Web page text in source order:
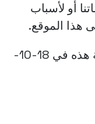
أو لأسباب
هذا الموقع.
تم آخر تحديث لسياسة الخصوصية هذه في 18-10-